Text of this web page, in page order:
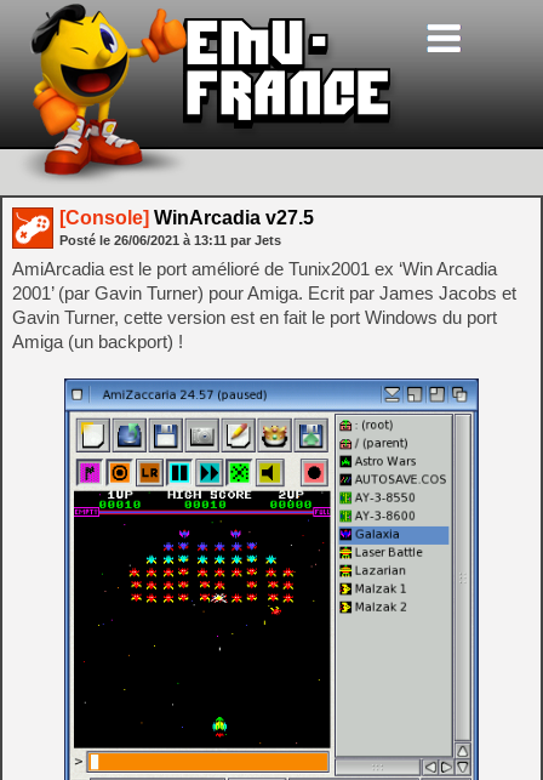
[Console] WinArcadia v27.5
Posté le 26/06/2021 à 13:11 par Jets
AmiArcadia est le port amélioré de Tunix2001 ex ‘Win Arcadia
2001’ (par Gavin Turner) pour Amiga. Ecrit par James Jacobs et
Gavin Turner, cette version est en fait le port Windows du port
Amiga (un backport) !